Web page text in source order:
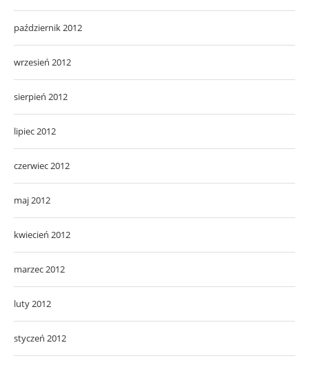
październik 2012
wrzesień 2012
sierpień 2012
lipiec 2012
czerwiec 2012
maj 2012
kwiecień 2012
marzec 2012
luty 2012
styczeń 2012